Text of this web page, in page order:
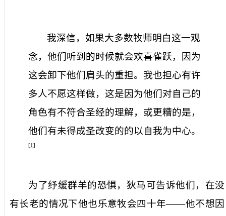
我深信，如果大多数牧师明白这一观
念，他们听到的时候就会欢喜雀跃，因为
这会卸下他们肩头的重担。我也担心有许
多人不愿这样做，这是因为他们对自己的
角色有不符合圣经的理解，或更糟的是，
他们有未得成圣改变的的以自我为中心。
[1]
为了纾缓群羊的恐惧，狄马可告诉他们，在没
有长老的情况下他也乐意牧会四十年——他不想因